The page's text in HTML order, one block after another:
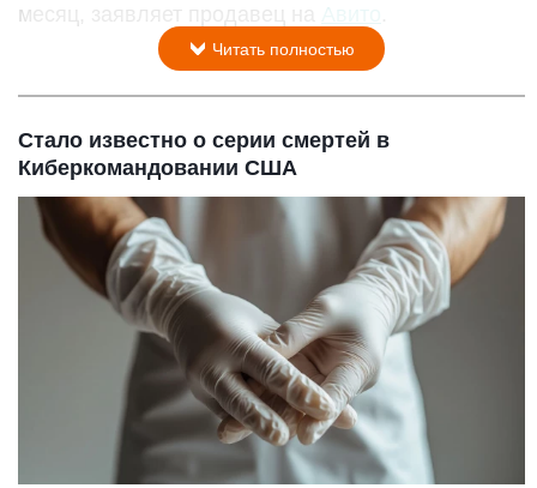
месяц, заявляет продавец на
Авито
Читать полностью
Стало известно о серии смертей в
Киберкомандовании США